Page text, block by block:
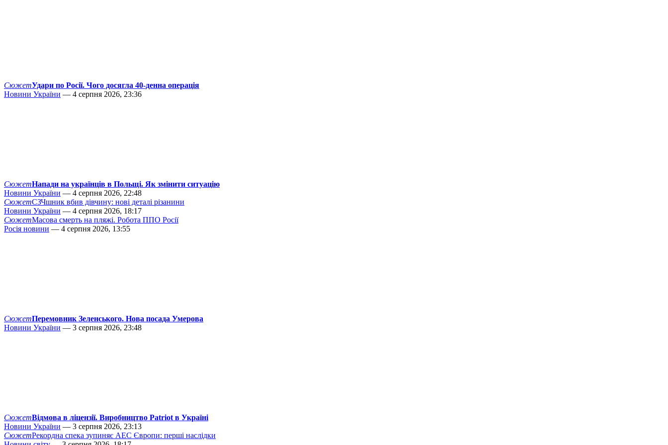
СюжетУдари по Росії. Чого досягла 40-денна операція
Новини України — 4 серпня 2026, 23:36
СюжетНапади на українців в Польщі. Як змінити ситуацію
Новини України — 4 серпня 2026, 22:48
СюжетСЗЧшник вбив дівчину: нові деталі різанини
Новини України — 4 серпня 2026, 18:17
СюжетМасова смерть на пляжі. Робота ППО Росії
Росія новини — 4 серпня 2026, 13:55
СюжетПеремовник Зеленського. Нова посада Умерова
Новини України — 3 серпня 2026, 23:48
СюжетВідмова в ліцензії. Виробництво Patriot в Україні
Новини України — 3 серпня 2026, 23:13
СюжетРекордна спека зупиняє АЕС Європи: перші наслідки